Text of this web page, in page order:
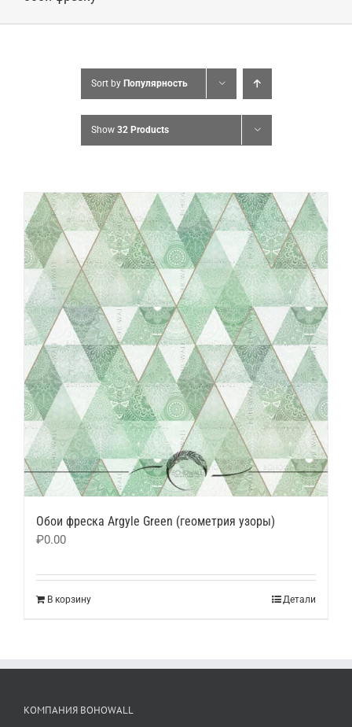
Sort by Популярность
Show 32 Products
Обои фреска Argyle Green (геометрия узоры)
₽0.00
В корзину Детали
КОМПАНИЯ BOHOWALL